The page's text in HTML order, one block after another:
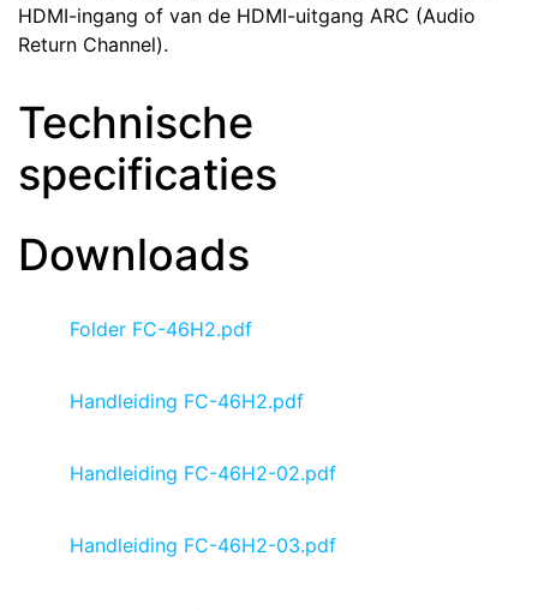
HDMI-ingang of van de HDMI-uitgang ARC (Audio
Return Channel).
Technische
specificaties
Downloads
Folder FC-46H2.pdf
Handleiding FC-46H2.pdf
Handleiding FC-46H2-02.pdf
Handleiding FC-46H2-03.pdf